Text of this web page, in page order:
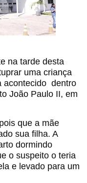
na tarde desta
uma criança
acontecido dentro
João Paulo II, em
que a mãe
sua filha. A
dormindo
o suspeito o teria
e levado para um